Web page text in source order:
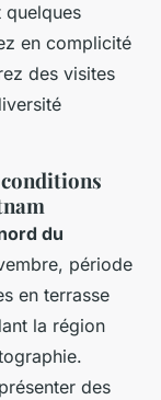
quelques
en complicité
des visites
du
période
en terrasse
la région
des